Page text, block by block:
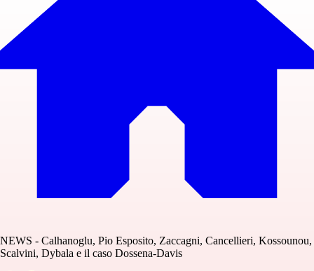
NEWS - Calhanoglu, Pio Esposito, Zaccagni, Cancellieri, Kossounou,
Scalvini, Dybala e il caso Dossena-Davis